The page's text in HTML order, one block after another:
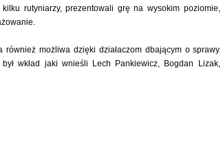
kilku rutyniarzy, prezentowali grę na wysokim poziomie,
również możliwa dzięki działaczom dbającym o sprawy
wkład jaki wnieśli Lech Pankiewicz, Bogdan Lizak,